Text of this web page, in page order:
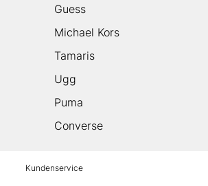
Guess
Michael Kors
Tamaris
Ugg
Puma
Converse
Kundenservice